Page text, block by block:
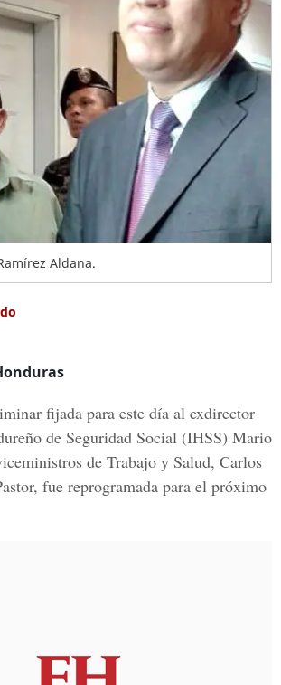
Aldana.
fijada para este día al exdirector
de Seguridad Social (IHSS) Mario
de Trabajo y Salud, Carlos
fue reprogramada para el próximo